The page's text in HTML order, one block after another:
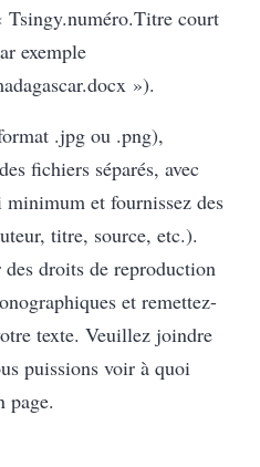
court
exemple
»).
.jpg ou .png),
fichiers séparés, avec
et fournissez des
titre, source, etc.).
droits de reproduction
et remettez-
texte. Veuillez joindre
puissions voir à quoi
page.